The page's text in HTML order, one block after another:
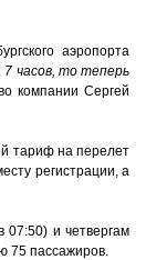
аэропорта
часов, то теперь
компании Сергей
тариф на перелет
регистрации, а
и четвергам
75 пассажиров.